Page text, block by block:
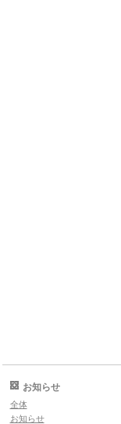
お知らせ
全体
お知らせ